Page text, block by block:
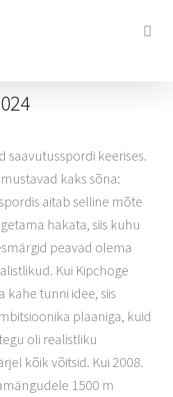
saavutusspordi keerises.
kaks sõna:
aitab selline mõte
hakata, siis kuhu
peavad olema
Kui Kipchoge
kahe tunni idee, siis
plaaniga, kuid
oli realistliku
kõik võitsid. Kui 2008.
1500 m